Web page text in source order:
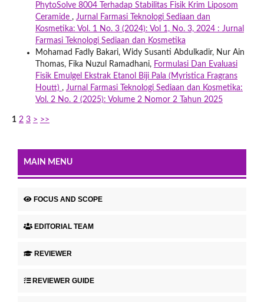
PhytoSolve 8004 Terhadap Stabilitas Fisik Krim Liposom
Ceramide , Jurnal Farmasi Teknologi Sediaan dan
Kosmetika: Vol. 1 No. 3 (2024): Vol 1, No. 3, 2024 : Jurnal
Farmasi Teknologi Sediaan dan Kosmetika
Mohamad Fadly Bakari, Widy Susanti Abdulkadir, Nur Ain
Thomas, Fika Nuzul Ramadhani, Formulasi Dan Evaluasi
Fisik Emulgel Ekstrak Etanol Biji Pala (Myristica Fragrans
Houtt) , Jurnal Farmasi Teknologi Sediaan dan Kosmetika:
Vol. 2 No. 2 (2025): Volume 2 Nomor 2 Tahun 2025
1 2 3 > >>
MAIN MENU
FOCUS AND SCOPE
EDITORIAL TEAM
REVIEWER
REVIEWER GUIDE